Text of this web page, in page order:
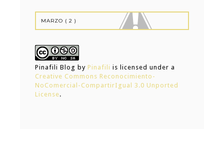
Pinafili Blog by Pinafili is licensed under a
Creative Commons Reconocimiento-
NoComercial-CompartirIgual 3.0 Unported
License.